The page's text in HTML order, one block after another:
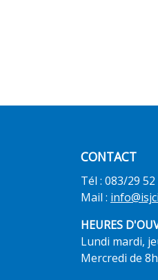
CONTACT
Tél : 083/29 52
Mail :
HEURES
Lundi mardi,
Mercredi de